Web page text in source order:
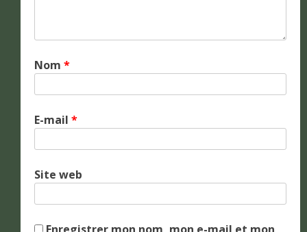
Nom *
E-mail *
Site web